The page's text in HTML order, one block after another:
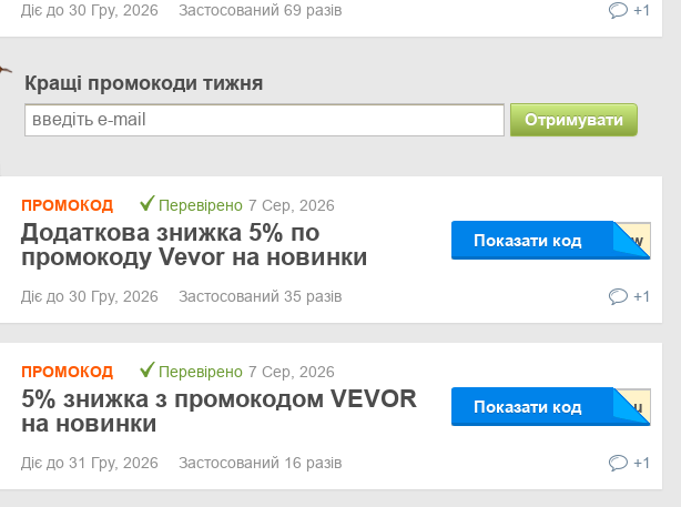
Діє до 30 Гру, 2026 Застосований 69 разів +1
Кращі промокоди тижня
Отримувати
ПРОМОКОД Перевірено 7 Сер, 2026
Додаткова знижка 5% по
промокоду Vevor на новинки
Показати код
Діє до 30 Гру, 2026 Застосований 35 разів +1
ПРОМОКОД Перевірено 7 Сер, 2026
5% знижка з промокодом VEVOR
на новинки
Показати код
Діє до 31 Гру, 2026 Застосований 16 разів +1